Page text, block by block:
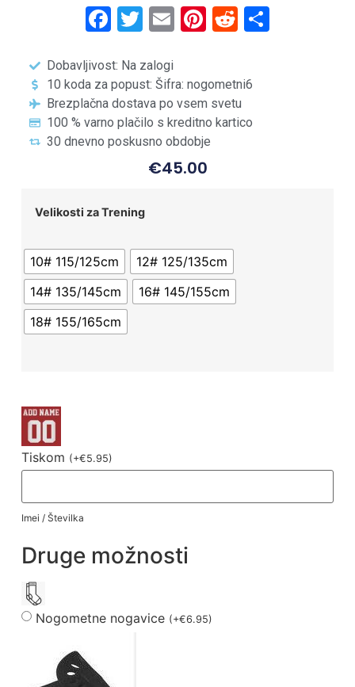
Facebook
Twitter
EmailPinterest
Reddit
Dobavljivost: Na zalogi
10 koda za popust: Šifra: nogometni6
Brezplačna dostava po vsem svetu
100 % varno plačilo s kreditno kartico
30 dnevno poskusno obdobje
€45.00
Velikosti za Trening
10# 115/125cm
12# 125/135cm
14# 135/145cm
16# 145/155cm
18# 155/165cm
Tiskom (+€5.95)
Imei / Številka
Druge možnosti
Nogometne nogavice (+€6.95)